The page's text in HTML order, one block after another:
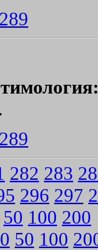
289
289
282 283
296 297
50 100 200
50 100